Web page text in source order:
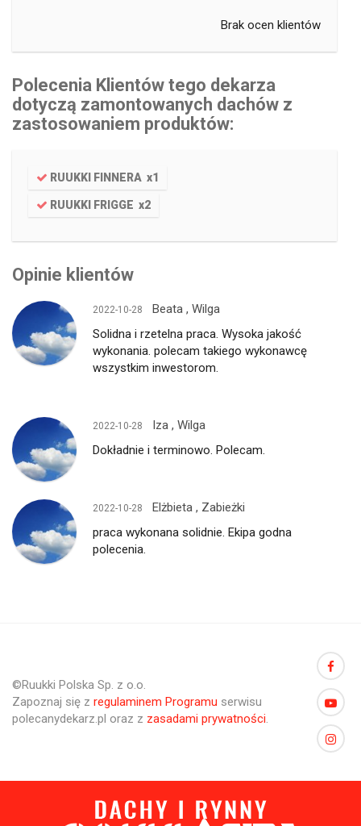
Brak ocen klientów
Polecenia Klientów tego dekarza
dotyczą zamontowanych dachów z
zastosowaniem produktów:
RUUKKI FINNERA x1
RUUKKI FRIGGE x2
Opinie klientów
2022-10-28
Beata , Wilga
Solidna i rzetelna praca. Wysoka jakość
wykonania. polecam takiego wykonawcę
wszystkim inwestorom.
2022-10-28
Iza , Wilga
Dokładnie i terminowo. Polecam.
2022-10-28
Elżbieta , Zabieżki
praca wykonana solidnie. Ekipa godna
polecenia.
©Ruukki Polska Sp. z o.o.
Zapoznaj się z regulaminem Programu serwisu
polecanydekarz.pl oraz z zasadami prywatności.